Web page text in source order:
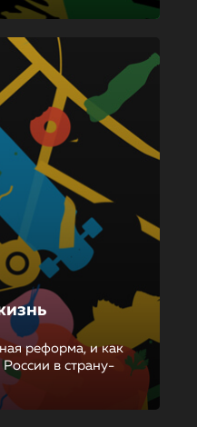
реформа, и как
в страну-